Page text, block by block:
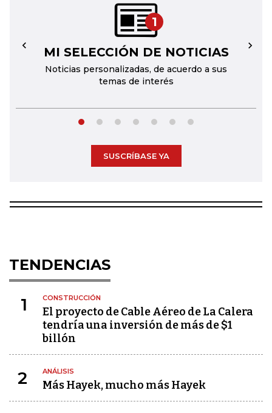
1
MI SELECCIÓN DE NOTICIAS
Noticias personalizadas, de acuerdo a sus
temas de interés
← →
SUSCRÍBASE YA
TENDENCIAS
1 CONSTRUCCIÓN
El proyecto de Cable Aéreo de La Calera
tendría una inversión de más de $1
billón
2 ANÁLISIS
Más Hayek, mucho más Hayek